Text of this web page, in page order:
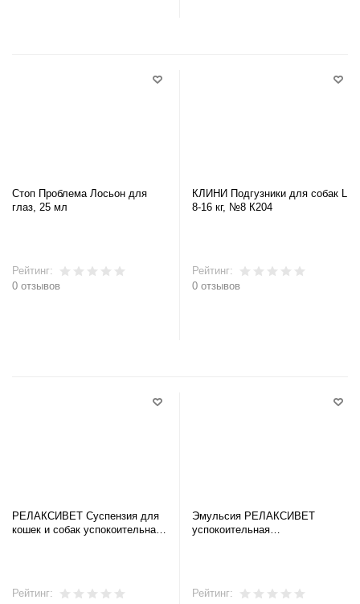
Стоп Проблема Лосьон для
глаз, 25 мл
Рейтинг:
0 отзывов
КЛИНИ Подгузники для собак L
8-16 кг, №8 К204
Рейтинг:
0 отзывов
РЕЛАКСИВЕТ Суспензия для
кошек и собак успокоительная,
Рейтинг:
Эмульсия РЕЛАКСИВЕТ
успокоительная
Рейтинг: